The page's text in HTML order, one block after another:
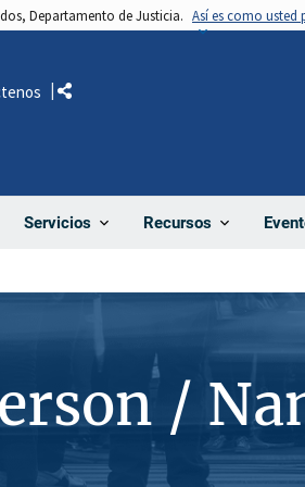
Departamento de Justicia. Así es como usted
Servicios Recursos
Comparte
/